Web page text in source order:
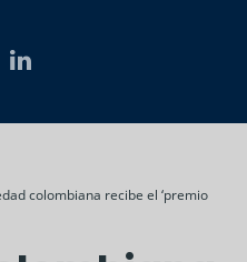
colombiana recibe el ‘premio